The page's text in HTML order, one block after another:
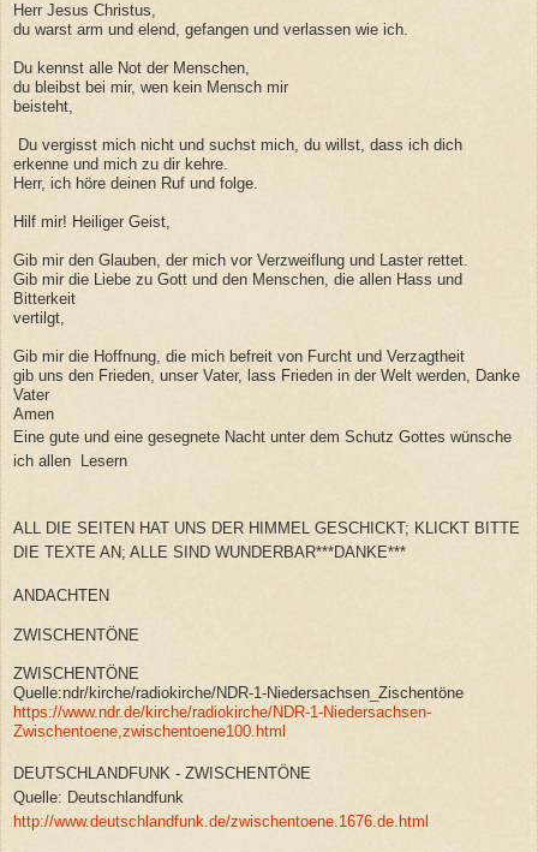
Herr Jesus Christus,
du warst arm und elend, gefangen und verlassen wie ich.
Du kennst alle Not der Menschen,
du bleibst bei mir, wen kein Mensch mir
beisteht,
Du vergisst mich nicht und suchst mich, du willst, dass ich dich
erkenne und mich zu dir kehre.
Herr, ich höre deinen Ruf und folge.
Hilf mir! Heiliger Geist,
Gib mir den Glauben, der mich vor Verzweiflung und Laster rettet.
Gib mir die Liebe zu Gott und den Menschen, die allen Hass und
Bitterkeit
vertilgt,
Gib mir die Hoffnung, die mich befreit von Furcht und Verzagtheit
gib uns den Frieden, unser Vater, lass Frieden in der Welt werden, Danke
Vater
Amen
Eine gute und eine gesegnete Nacht unter dem Schutz Gottes wünsche
ich allen Lesern
ALL DIE SEITEN HAT UNS DER HIMMEL GESCHICKT; KLICKT BITTE
DIE TEXTE AN; ALLE SIND WUNDERBAR***DANKE***
ANDACHTEN
ZWISCHENTÖNE
ZWISCHENTÖNE
Quelle:ndr/kirche/radiokirche/NDR-1-Niedersachsen_Zischentöne
https://www.ndr.de/kirche/radiokirche/NDR-1-Niedersachsen-
Zwischentoene,zwischentoene100.html
DEUTSCHLANDFUNK - ZWISCHENTÖNE
Quelle: Deutschlandfunk
http://www.deutschlandfunk.de/zwischentoene.1676.de.html